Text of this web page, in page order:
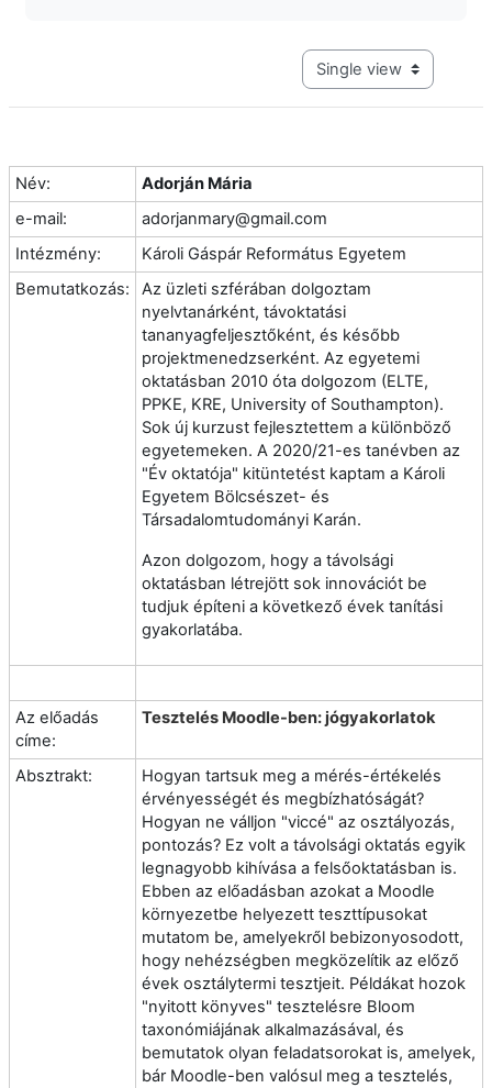
View mode tertiary
Név:
Adorján Mária
e-mail:
adorjanmary@gmail.com
Intézmény:
Károli Gáspár Református Egyetem
Bemutatkozás:
Az üzleti szférában dolgoztam
nyelvtanárként, távoktatási
tananyagfeljesztőként, és később
projektmenedzserként. Az egyetemi
oktatásban 2010 óta dolgozom (ELTE,
PPKE, KRE, University of Southampton).
Sok új kurzust fejlesztettem a különböző
egyetemeken. A 2020/21-es tanévben az
"Év oktatója" kitüntetést kaptam a Károli
Egyetem Bölcsészet- és
Társadalomtudományi Karán.
Azon dolgozom, hogy a távolsági
oktatásban létrejött sok innovációt be
tudjuk építeni a következő évek tanítási
gyakorlatába.
Az előadás
címe:
Tesztelés Moodle-ben: jógyakorlatok
Absztrakt:
Hogyan tartsuk meg a mérés-értékelés
érvényességét és megbízhatóságát?
Hogyan ne válljon "viccé" az osztályozás,
pontozás? Ez volt a távolsági oktatás egyik
legnagyobb kihívása a felsőoktatásban is.
Ebben az előadásban azokat a Moodle
környezetbe helyezett teszttípusokat
mutatom be, amelyekről bebizonyosodott,
hogy nehézségben megközelítik az előző
évek osztálytermi tesztjeit. Példákat hozok
"nyitott könyves" tesztelésre Bloom
taxonómiájának alkalmazásával, és
bemutatok olyan feladatsorokat is, amelyek,
bár Moodle-ben valósul meg a tesztelés,